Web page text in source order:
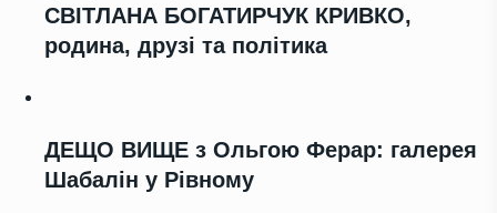
СВІТЛАНА БОГАТИРЧУК КРИВКО,
родина, друзі та політика
ДЕЩО ВИЩЕ з Ольгою Ферар: галерея
Шабалін у Рівному